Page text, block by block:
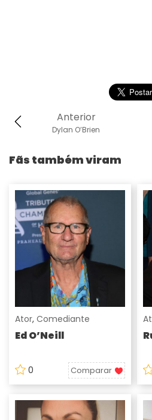
Anterior
Dylan O’Brien
Fãs também viram
Ator, Comediante
Ed O’Neill
0 Comparar